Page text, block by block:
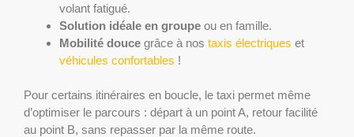
volant fatigué.
Solution idéale en groupe ou en famille.
Mobilité douce grâce à nos taxis électriques et
véhicules confortables !
Pour certains itinéraires en boucle, le taxi permet même
d’optimiser le parcours : départ à un point A, retour facilité
au point B, sans repasser par la même route.